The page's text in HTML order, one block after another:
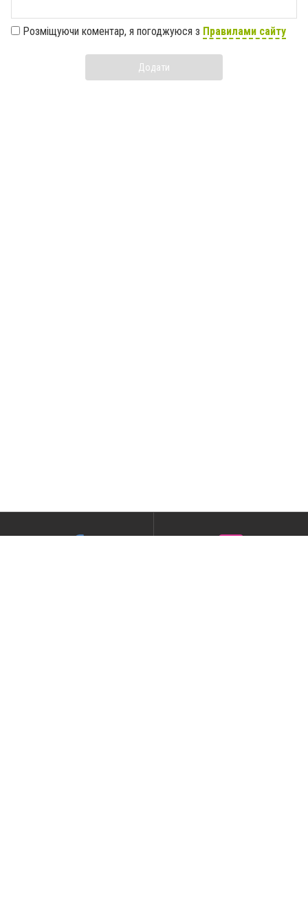
Розміщуючи коментар, я погоджуюся з Правилами сайту
Додати